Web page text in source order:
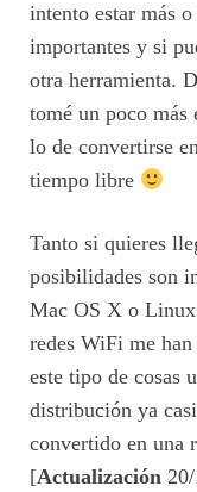
intento estar más
importantes y si
otra herramienta.
tomé un poco más
lo de convertirse
tiempo libre
Tanto si quieres
posibilidades son
Mac OS X o
redes WiFi me
este tipo de cosas
distribución ya
convertido en una
[Actualización